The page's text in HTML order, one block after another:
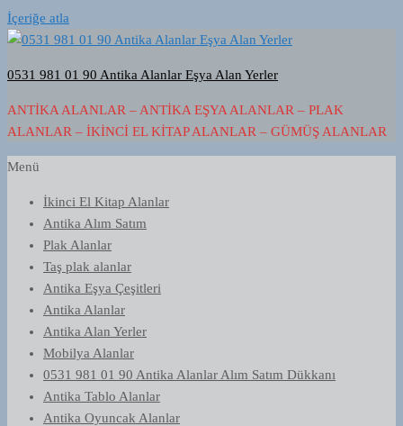
İçeriğe atla
0531 981 01 90 Antika Alanlar Eşya Alan Yerler
ANTIKA ALANLAR – ANTIKA EŞYA ALANLAR – PLAK
ALANLAR – İKINCI EL KITAP ALANLAR – GÜMÜŞ ALANLAR
Menü
İkinci El Kitap Alanlar
Antika Alım Satım
Plak Alanlar
Taş plak alanlar
Antika Eşya Çeşitleri
Antika Alanlar
Antika Alan Yerler
Mobilya Alanlar
0531 981 01 90 Antika Alanlar Alım Satım Dükkanı
Antika Tablo Alanlar
Antika Oyuncak Alanlar